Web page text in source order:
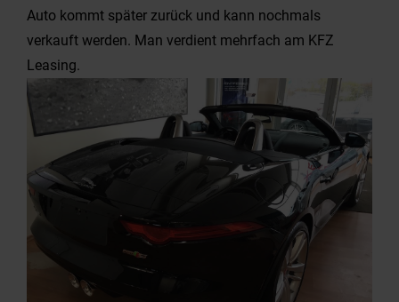
Auto kommt später zurück und kann nochmals
verkauft werden. Man verdient mehrfach am KFZ
Leasing.